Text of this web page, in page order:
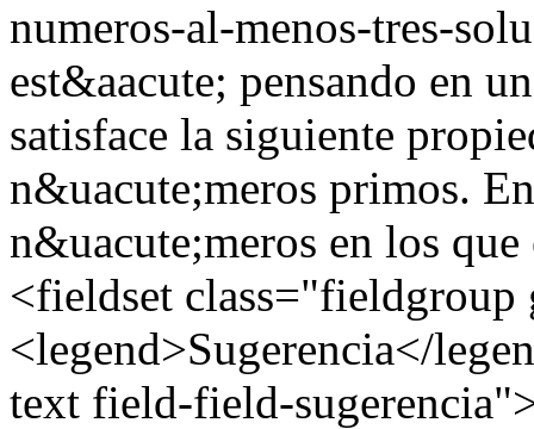
numeros-al-menos-tres-
est&aacute; pensando en
satisface la siguiente
n&uacute;meros primos.
n&uacute;meros en los
<fieldset class="fieldgroup
<legend>Sugerencia</
text field-field-